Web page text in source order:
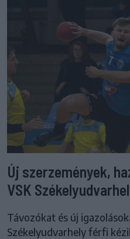
Új szerzemények,
VSK
Távozókat és új
Székelyudvarhely férfi